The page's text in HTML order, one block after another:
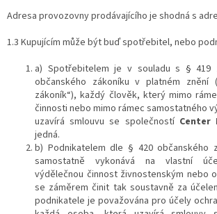
Adresa provozovny prodávajícího je shodná s
1.3 Kupujícím může být buď spotřebitel, nebo
a) Spotřebitelem je v souladu s § 419
občanského zákoníku v platném znění
zákoník“), každý člověk, který mimo
činnosti nebo mimo rámec samostatného
uzavírá smlouvu se společností Center
jedná.
b) Podnikatelem dle § 420 občanského
samostatně vykonává na vlastní
výdělečnou činnost živnostenským nebo
se záměrem činit tak soustavně za
podnikatele je považována pro účely